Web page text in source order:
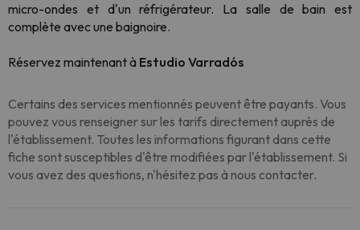
micro-ondes et d'un réfrigérateur. La salle de bain est
complète avec une baignoire.
Réservez maintenant à Estudio Varradós
Certains des services mentionnés peuvent être payants. Vous
pouvez vous renseigner sur les tarifs directement auprès de
l'établissement. Toutes les informations figurant dans cette
fiche sont susceptibles d'être modifiées par l'établissement. Si
vous avez des questions, n'hésitez pas à nous contacter.